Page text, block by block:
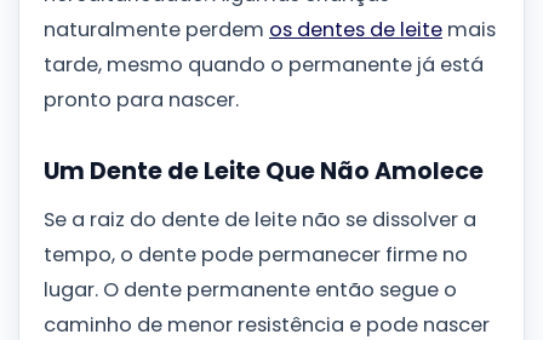
naturalmente perdem os dentes de leite mais
tarde, mesmo quando o permanente já está
pronto para nascer.
Um Dente de Leite Que Não Amolece
Se a raiz do dente de leite não se dissolver a
tempo, o dente pode permanecer firme no
lugar. O dente permanente então segue o
caminho de menor resistência e pode nascer